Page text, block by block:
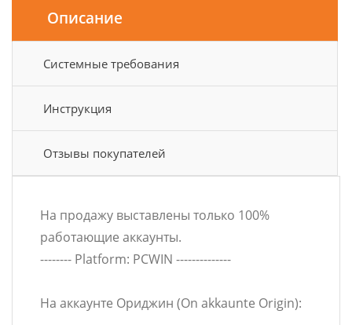
Описание
Системные требования
Инструкция
Отзывы покупателей
На продажу выставлены только 100%
работающие аккаунты.
-------- Platform: PCWIN --------------
На аккаунте Ориджин (On akkaunte Origin):